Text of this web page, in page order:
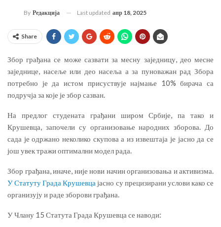
By Редакција Last updated апр 18, 2025
Share
Збор грађана се може сазвати за месну заједницу, део месне
заједнице, насеље или део насеља а за пуноважан рад Збора
потребно је да истом присуствује најмање 10% бирача са
подручја за које је збор сазван.
На предлог студената грађани широм Србије, па тако и
Крушевца, започели су организовање народних зборова. До
сада је одржано неколико скупова а из извештаја је јасно да се
још увек тражи оптимални модел рада.
Збор грађана, иначе, није нови начин организовања и активизма.
У Статуту Града Крушевца јасно су прецизирани услови како се
организују и раде зборови грађана.
У Члану 15 Статута Града Крушевца се наводи: